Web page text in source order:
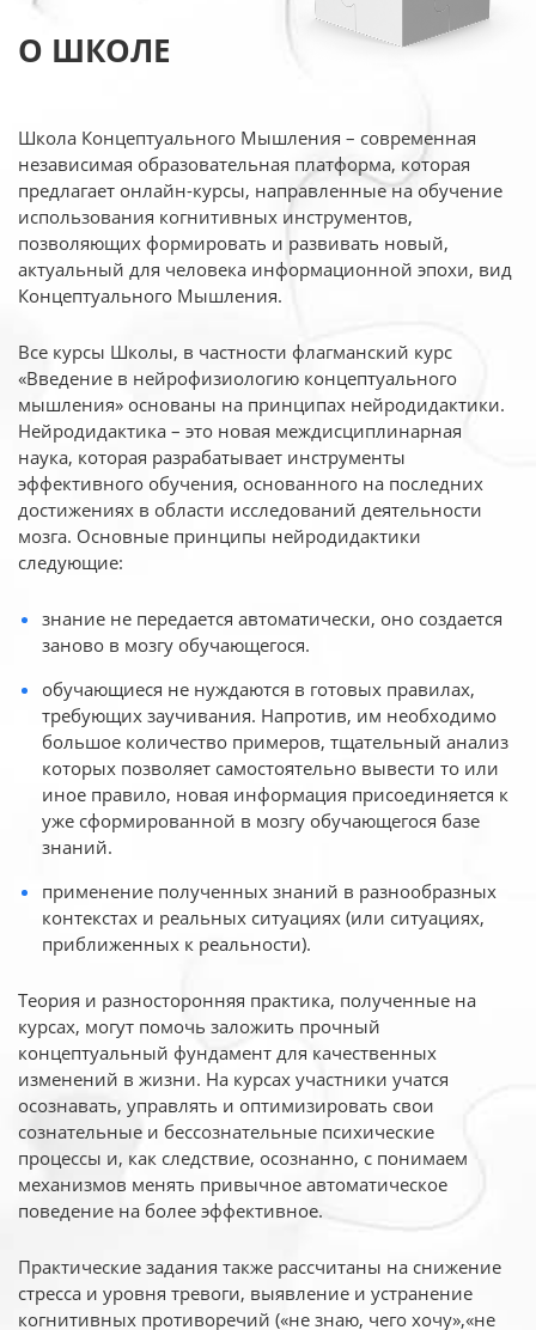
О ШКОЛЕ
Школа Концептуального Мышления – современная
независимая образовательная платформа, которая
предлагает онлайн-курсы, направленные на обучение
использования когнитивных инструментов,
позволяющих формировать и развивать новый,
актуальный для человека информационной эпохи, вид
Концептуального Мышления.
Все курсы Школы, в частности флагманский курс
«Введение в нейрофизиологию концептуального
мышления» основаны на принципах нейродидактики.
Нейродидактика – это новая междисциплинарная
наука, которая разрабатывает инструменты
эффективного обучения, основанного на последних
достижениях в области исследований деятельности
мозга. Основные принципы нейродидактики
следующие:
знание не передается автоматически, оно создается
заново в мозгу обучающегося.
обучающиеся не нуждаются в готовых правилах,
требующих заучивания. Напротив, им необходимо
большое количество примеров, тщательный анализ
которых позволяет самостоятельно вывести то или
иное правило, новая информация присоединяется к
уже сформированной в мозгу обучающегося базе
знаний.
применение полученных знаний в разнообразных
контекстах и реальных ситуациях (или ситуациях,
приближенных к реальности).
Теория и разносторонняя практика, полученные на
курсах, могут помочь заложить прочный
концептуальный фундамент для качественных
изменений в жизни. На курсах участники учатся
осознавать, управлять и оптимизировать свои
сознательные и бессознательные психические
процессы и, как следствие, осознанно, с понимаем
механизмов менять привычное автоматическое
поведение на более эффективное.
Практические задания также рассчитаны на снижение
стресса и уровня тревоги, выявление и устранение
когнитивных противоречий («не знаю, чего хочу»,«не